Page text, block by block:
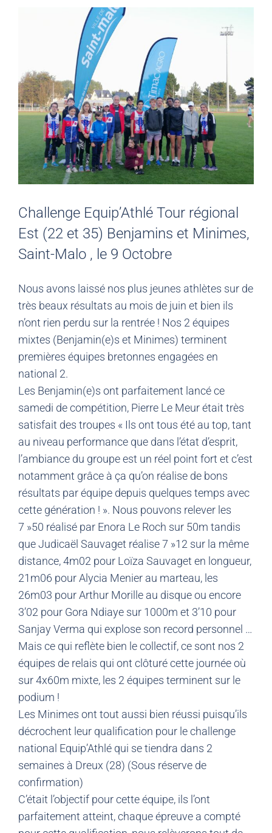
Challenge Equip’Athlé Tour régional
Est (22 et 35) Benjamins et Minimes,
Saint-Malo , le 9 Octobre
Nous avons laissé nos plus jeunes athlètes sur de
très beaux résultats au mois de juin et bien ils
n’ont rien perdu sur la rentrée ! Nos 2 équipes
mixtes (Benjamin(e)s et Minimes) terminent
premières équipes bretonnes engagées en
national 2.
Les Benjamin(e)s ont parfaitement lancé ce
samedi de compétition, Pierre Le Meur était très
satisfait des troupes « Ils ont tous été au top, tant
au niveau performance que dans l’état d’esprit,
l’ambiance du groupe est un réel point fort et c’est
notamment grâce à ça qu’on réalise de bons
résultats par équipe depuis quelques temps avec
cette génération ! ». Nous pouvons relever les
7 »50 réalisé par Enora Le Roch sur 50m tandis
que Judicaël Sauvaget réalise 7 »12 sur la même
distance, 4m02 pour Loïza Sauvaget en longueur,
21m06 pour Alycia Menier au marteau, les
26m03 pour Arthur Morille au disque ou encore
3’02 pour Gora Ndiaye sur 1000m et 3’10 pour
Sanjay Verma qui explose son record personnel …
Mais ce qui reflète bien le collectif, ce sont nos 2
équipes de relais qui ont clôturé cette journée où
sur 4x60m mixte, les 2 équipes terminent sur le
podium !
Les Minimes ont tout aussi bien réussi puisqu’ils
décrochent leur qualification pour le challenge
national Equip’Athlé qui se tiendra dans 2
semaines à Dreux (28) (Sous réserve de
confirmation)
C’était l’objectif pour cette équipe, ils l’ont
parfaitement atteint, chaque épreuve a compté